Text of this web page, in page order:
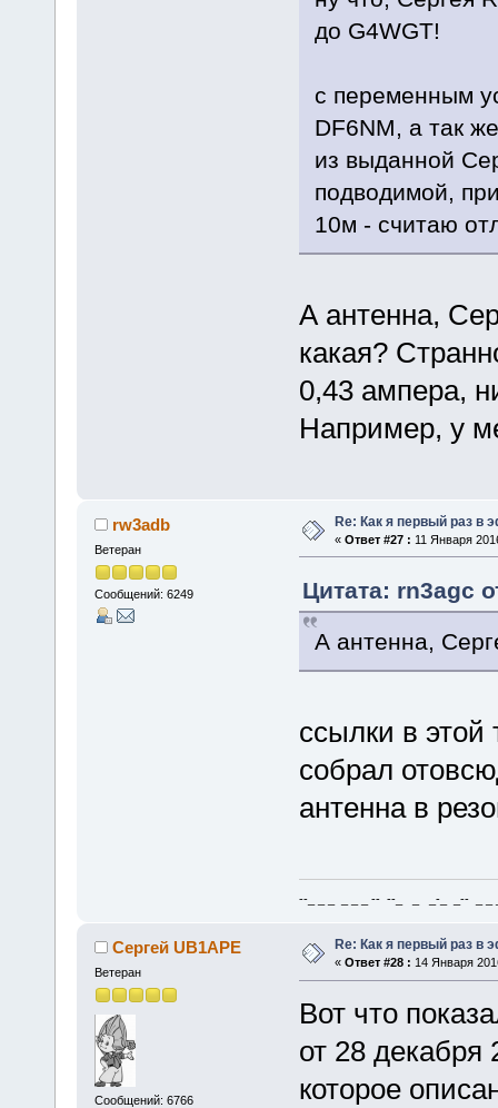
до G4WGT!
с переменным
DF6NM, а так
из выданной
подводимой,
10м - считаю
А антенна,
какая?
0,43 ампера,
Например, у
rw3adb
Ветеран
Сообщений: 6249
Re: Как я первый раз в
« Ответ #27 : 11 Января
Цитата: rn3agc
А антенна,
ссылки в
собрал
антенна в
--_ _ _ _ _ _ -- --_ _ _-_ _-- _ _
Сергей UB1APE
Ветеран
Сообщений: 6766
Re: Как я первый раз
« Ответ #28 : 14 Января
Вот что
от 28
которое